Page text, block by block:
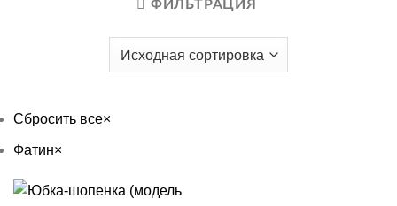
ФИЛЬТРАЦИЯ
Сбросить все×
Фатин×